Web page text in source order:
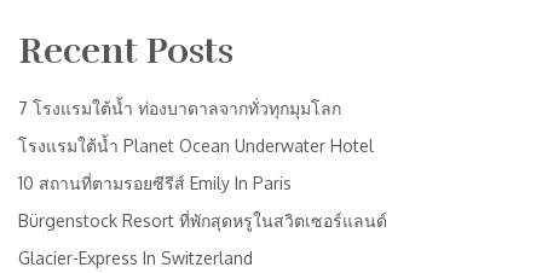
Recent Posts
7 โรงแรมใต้น้ำ ท่องบาดาลจากทั่วทุกมุมโลก
โรงแรมใต้น้ำ Planet Ocean Underwater Hotel
10 สถานที่ตามรอยซีรีส์ Emily In Paris
Bürgenstock Resort ที่พักสุดหรูในสวิตเซอร์แลนด์
Glacier-Express In Switzerland